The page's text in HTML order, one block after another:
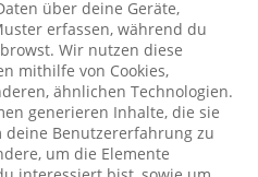
über deine Geräte,
erfassen, während du
Wir nutzen diese
mithilfe von Cookies,
ähnlichen Technologien.
generieren Inhalte, die sie
Benutzererfahrung zu
um die Elemente